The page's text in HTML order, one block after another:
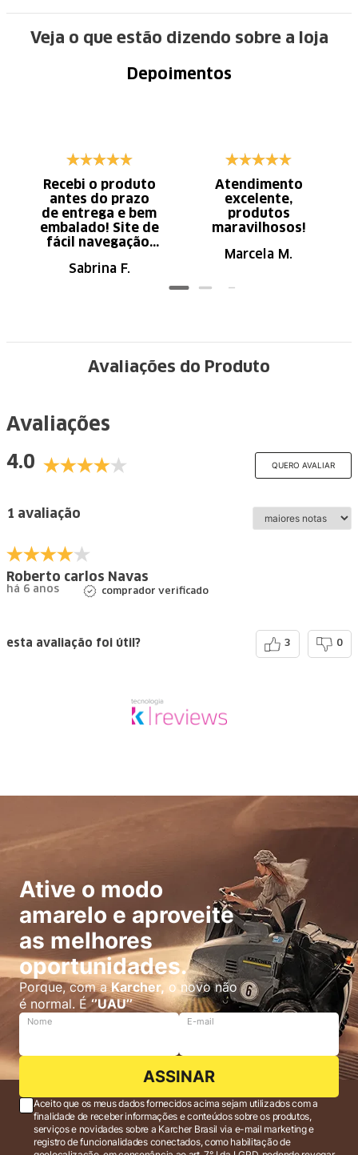
Veja o que estão dizendo sobre a loja
Depoimentos
Recebi o produto
antes do prazo
de entrega e bem
embalado! Site de
fácil navegação.
Sabrina F.
Atendimento
excelente,
produtos
maravilhosos!
Marcela M.
Avaliações do Produto
Avaliações
4.0
QUERO AVALIAR
1 avaliação
Roberto carlos Navas
há 6 anos comprador verificado
esta avaliação foi útil? 3 0
Ative o modo
amarelo e aproveite
as melhores
oportunidades.
Porque, com aKarcher, o novo não
é normal. É‘’UAU’’
Nome E-mail
ASSINAR
Aceito que os meus dados fornecidos acima sejam utilizados com a
finalidade de receber informações e conteúdos sobre os produtos,
serviços e novidades sobre a Karcher Brasil via e-mail marketing e
registro de funcionalidades conectados, como habilitação de